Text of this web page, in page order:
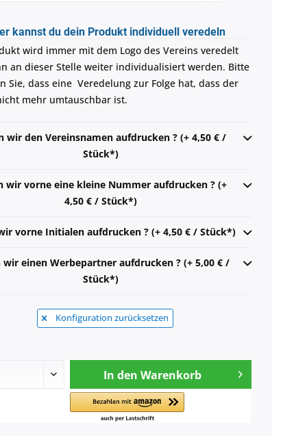
kannst du dein Produkt individuell veredeln
wird immer mit dem Logo des Vereins veredelt
an dieser Stelle weiter individualisiert werden. Bitte
Sie, dass eine Veredelung zur Folge hat, dass der
mehr umtauschbar ist.
wir den Vereinsnamen aufdrucken ? (+ 4,50 € /
Stück*)
wir vorne eine kleine Nummer aufdrucken ? (+
4,50 € / Stück*)
vorne Initialen aufdrucken ? (+ 4,50 € / Stück*)
wir einen Werbepartner aufdrucken ? (+ 5,00 € /
Stück*)
Konfiguration zurücksetzen
In den Warenkorb